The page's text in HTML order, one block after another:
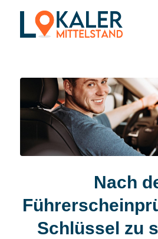
Nach
Schlüssel zu